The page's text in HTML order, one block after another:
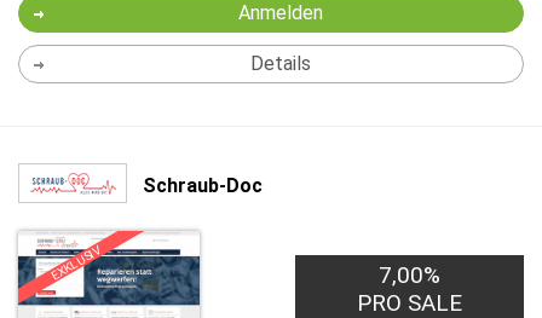
Anmelden
Details
Schraub-Doc
EXKLUSIV
7,00%
PRO SALE